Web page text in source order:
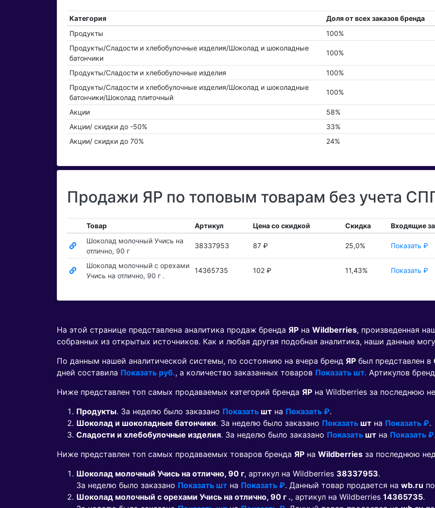
Категория
Доля от всех заказов бренда
Продукты
100%
Продукты/Сладости и хлебобулочные изделия/Шоколад и шоколадные
батончики
100%
Продукты/Сладости и хлебобулочные изделия
100%
Продукты/Сладости и хлебобулочные изделия/Шоколад и шоколадные
батончики/Шоколад плиточный
100%
Акции
58%
Акции/ скидки до -50%
33%
Акции/ скидки до 70%
24%
Продажи ЯР по топовым товарам без учета
Товар Артикул Цена со скидкой Скидка
Входящие
Шоколад молочный Учись на
отлично, 90 г
38337953 87 ₽ 25,0% Показать ₽
Шоколад молочный с орехами
Учись на отлично, 90 г .
14365735 102 ₽ 11,43% Показать ₽
На этой странице представлена аналитика продаж бренда ЯР на Wildberries, произведенная
собранных из открытых источников. Как и любая другая подобная аналитика, наши данные
По данным нашей аналитической системы, по состоянию на вчера бренд ЯР был представлен в
дней составила Показать руб., а количество заказанных товаров Показать шт. Артикулов
Ниже представлен топ самых продаваемых категорий бренда ЯР на Wildberries за последнюю
Продукты. За неделю было заказано Показать шт на Показать ₽.
Шоколад и шоколадные батончики. За неделю было заказано Показать шт на Показать ₽.
Сладости и хлебобулочные изделия. За неделю было заказано Показать шт на Показать ₽
Ниже представлен топ самых продаваемых товаров бренда ЯР на Wildberries за последнюю
Шоколад молочный Учись на отлично, 90 г, артикул на Wildberries 38337953.
За неделю было заказано Показать шт на Показать ₽. Данный товар продается на wb.ru
Шоколад молочный с орехами Учись на отлично, 90 г ., артикул на Wildberries 14365735.